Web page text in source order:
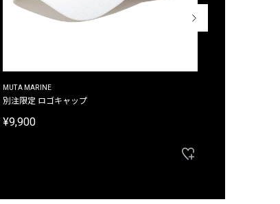
MUTA MARINE
別注限定 ロゴキャップ
¥9,900